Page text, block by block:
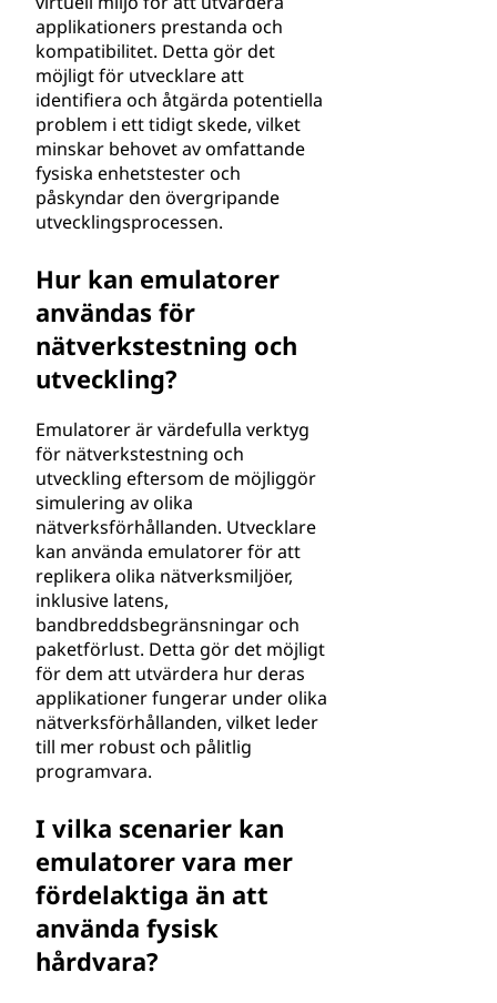
applikationers prestanda och
kompatibilitet. Detta gör det
möjligt för utvecklare att
identifiera och åtgärda potentiella
problem i ett tidigt skede, vilket
minskar behovet av omfattande
fysiska enhetstester och
påskyndar den övergripande
utvecklingsprocessen.
Hur kan emulatorer
användas för
nätverkstestning och
utveckling?
Emulatorer är värdefulla verktyg
för nätverkstestning och
utveckling eftersom de möjliggör
simulering av olika
nätverksförhållanden. Utvecklare
kan använda emulatorer för att
replikera olika nätverksmiljöer,
inklusive latens,
bandbreddsbegränsningar och
paketförlust. Detta gör det möjligt
för dem att utvärdera hur deras
applikationer fungerar under olika
nätverksförhållanden, vilket leder
till mer robust och pålitlig
programvara.
I vilka scenarier kan
emulatorer vara mer
fördelaktiga än att
använda fysisk
hårdvara?